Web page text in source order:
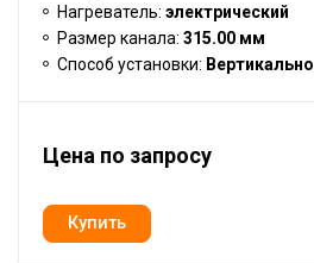
Нагреватель: электрический
Размер канала: 315.00 мм
Способ установки: Вертикально
Цена по запросу